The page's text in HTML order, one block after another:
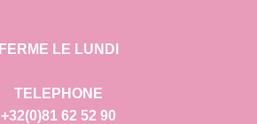
FERME LE LUNDI
TELEPHONE
+32(0)81 62 52 90